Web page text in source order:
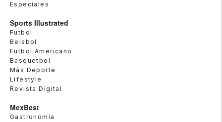
Especiales
Sports Illustrated
Futbol
Beisbol
Futbol Americano
Basquetbol
Más Deporte
Lifestyle
Revista Digital
MexBest
Gastronomía